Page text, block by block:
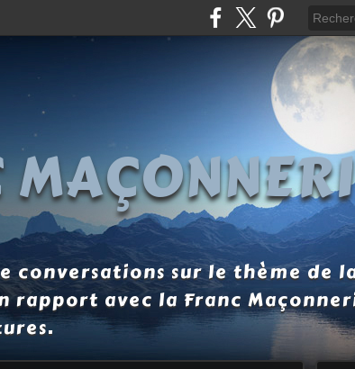
sur le thème de
rapport avec la Franc